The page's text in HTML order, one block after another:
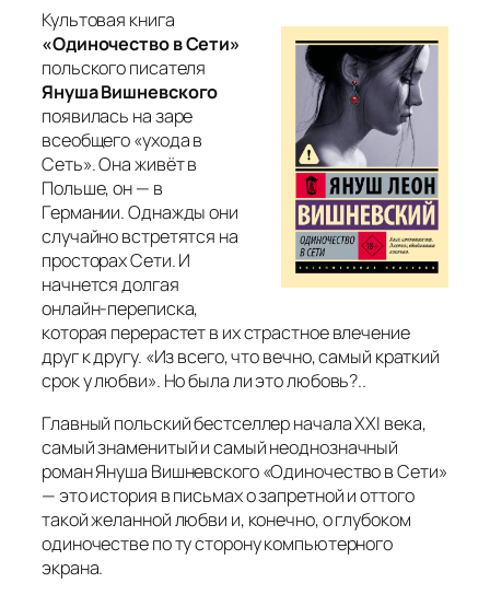
Культовая книга
«Одиночество в Сети»
польского писателя
Януша Вишневского
появилась на заре
всеобщего «ухода в
Сеть». Она живёт в
Польше, он — в
Германии. Однажды они
случайно встретятся на
просторах Сети. И
начнется долгая
онлайн‑переписка,
которая перерастет в их страстное влечение
друг к другу. «Из всего, что вечно, самый краткий
срок у любви». Но была ли это любовь?..
Главный польский бестселлер начала XXI века,
самый знаменитый и самый неоднозначный
роман Януша Вишневского «Одиночество в Сети»
— это история в письмах о запретной и оттого
такой желанной любви и, конечно, о глубоком
одиночестве по ту сторону компьютерного
экрана.